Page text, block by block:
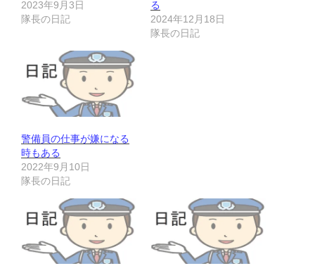
2023年9月3日
隊長の日記
る
2024年12月18日
隊長の日記
警備員の仕事が嫌になる
時もある
2022年9月10日
隊長の日記